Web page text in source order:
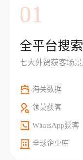
01
全平台搜
七大外贸获客场
海关数据
领英获客
WhatsApp获客
全球企业库